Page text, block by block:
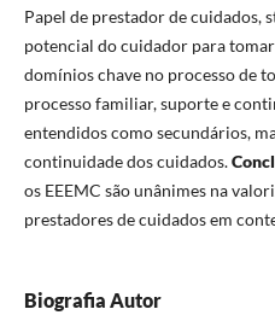
Papel de prestador de cuidados,
potencial do cuidador para
domínios chave no processo de
processo familiar, suporte e
entendidos como secundários,
continuidade dos cuidados.
os EEEMC são unânimes na
prestadores de cuidados em
Biografia Autor